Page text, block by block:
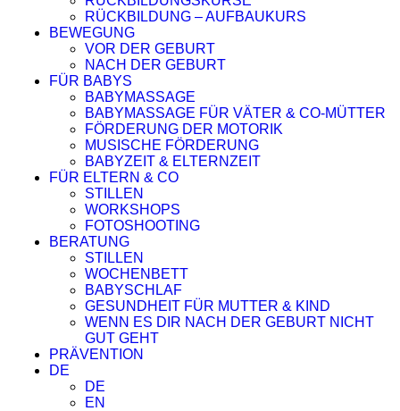
RÜCKBILDUNG – AUFBAUKURS
BEWEGUNG
VOR DER GEBURT
NACH DER GEBURT
FÜR BABYS
BABYMASSAGE
BABYMASSAGE FÜR VÄTER & CO-MÜTTER
FÖRDERUNG DER MOTORIK
MUSISCHE FÖRDERUNG
BABYZEIT & ELTERNZEIT
FÜR ELTERN & CO
STILLEN
WORKSHOPS
FOTOSHOOTING
BERATUNG
STILLEN
WOCHENBETT
BABYSCHLAF
GESUNDHEIT FÜR MUTTER & KIND
WENN ES DIR NACH DER GEBURT NICHT
GUT GEHT
PRÄVENTION
DE
DE
EN